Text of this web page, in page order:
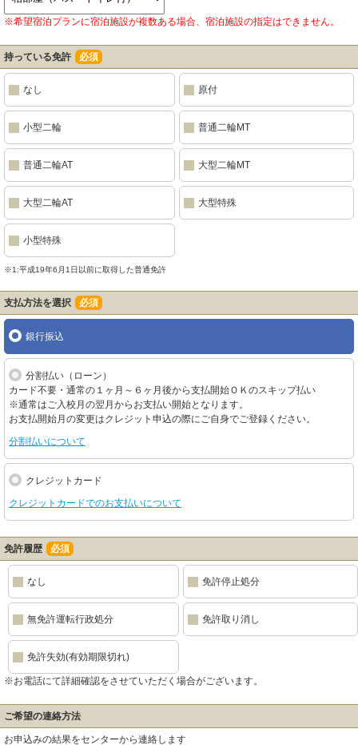
※希望宿泊プランに宿泊施設が複数ある場合、宿泊施設の指定はできません。
持っている免許 必須
なし 原付
小型二輪 普通二輪MT
普通二輪AT 大型二輪MT
大型二輪AT 大型特殊
小型特殊
※1:平成19年6月1日以前に取得した普通免許
支払方法を選択 必須
銀行振込
分割払い（ローン）
カード不要・通常の１ヶ月～６ヶ月後から支払開始ＯＫのスキップ払い
※通常はご入校月の翌月からお支払い開始となります。
お支払開始月の変更はクレジット申込の際にご自身でご登録ください。
分割払いについて
クレジットカード
クレジットカードでのお支払いについて
免許履歴 必須
なし 免許停止処分
無免許運転行政処分 免許取り消し
免許失効(有効期限切れ)
※お電話にて詳細確認をさせていただく場合がございます。
ご希望の連絡方法
お申込みの結果をセンターから連絡します